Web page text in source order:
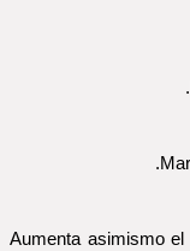
Aumenta asimismo